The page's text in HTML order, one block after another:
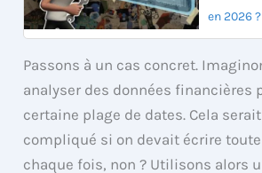
en 2026 ?
Passons à un cas concret.
analyser des données financières
certaine plage de dates. Cela
compliqué si on devait écrire
chaque fois, non ? Utilisons alors